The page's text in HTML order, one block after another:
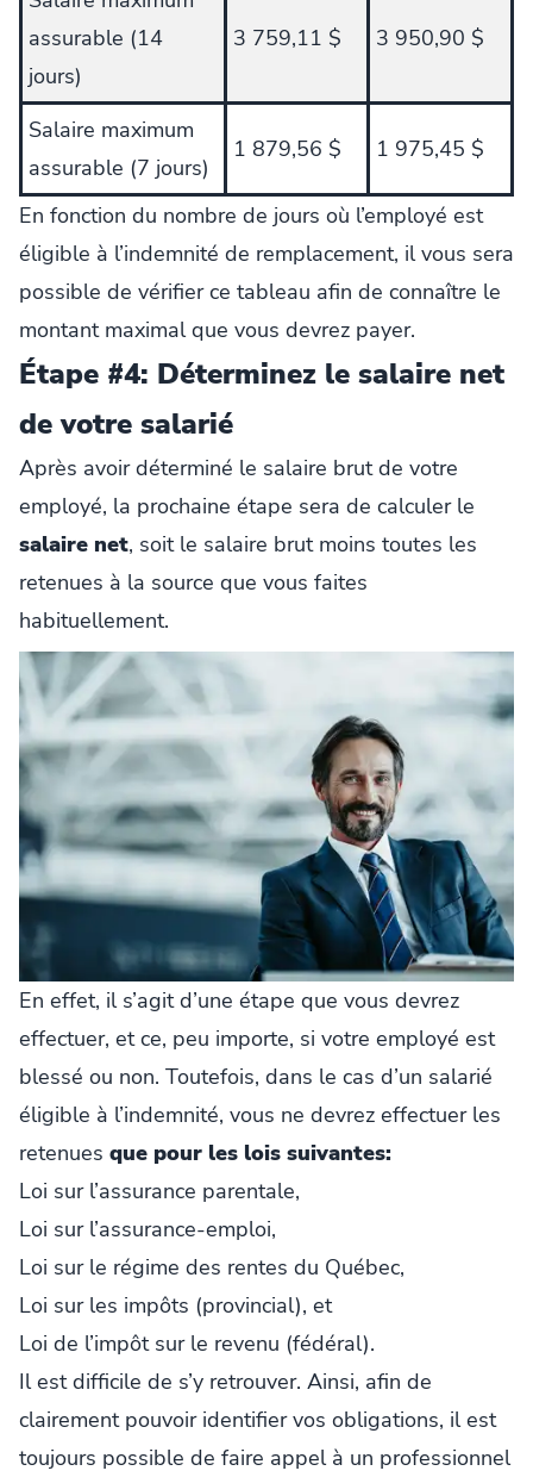
assurable (14
jours)
3 759,11 $ 3 950,90 $
Salaire maximum
assurable (7 jours)
1 879,56 $ 1 975,45 $
En fonction du nombre de jours où l’employé est
éligible à l’indemnité de remplacement, il vous sera
possible de vérifier ce tableau afin de connaître le
montant maximal que vous devrez payer.
Étape #4: Déterminez le salaire net
de votre salarié
Après avoir déterminé le salaire brut de votre
employé, la prochaine étape sera de calculer le
salaire net, soit le salaire brut moins toutes les
retenues à la source que vous faites
habituellement.
En effet, il s’agit d’une étape que vous devrez
effectuer, et ce, peu importe, si votre employé est
blessé ou non. Toutefois, dans le cas d’un salarié
éligible à l’indemnité, vous ne devrez effectuer les
retenues que pour les lois suivantes:
Loi sur l’assurance parentale,
Loi sur l’assurance-emploi,
Loi sur le régime des rentes du Québec,
Loi sur les impôts (provincial), et
Loi de l’impôt sur le revenu (fédéral).
Il est difficile de s’y retrouver. Ainsi, afin de
clairement pouvoir identifier vos obligations, il est
toujours possible de faire appel à un professionnel